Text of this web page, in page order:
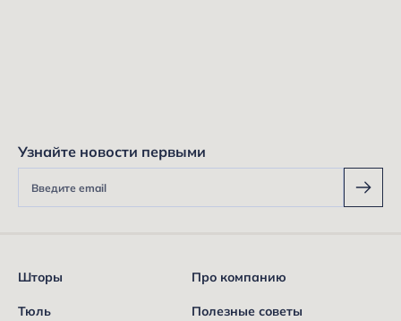
Узнайте новости первыми
Шторы
Тюль
Про компанию
Полезные советы